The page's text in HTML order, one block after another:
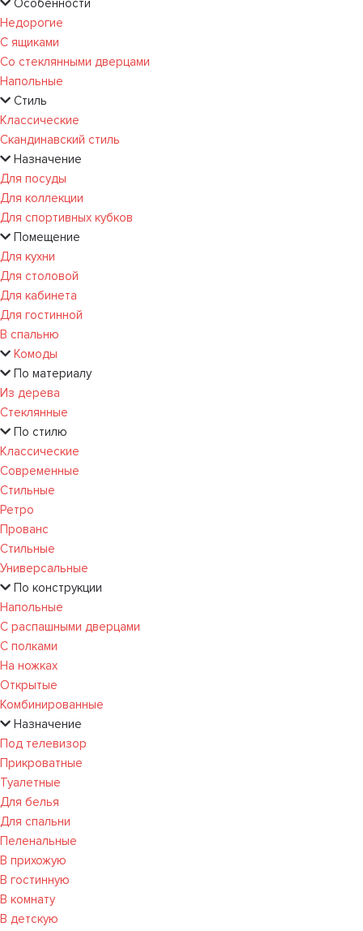
Особенности
Недорогие
С ящиками
Со стеклянными дверцами
Напольные
Стиль
Классические
Скандинавский стиль
Назначение
Для посуды
Для коллекции
Для спортивных кубков
Помещение
Для кухни
Для столовой
Для кабинета
Для гостинной
В спальню
Комоды
По материалу
Из дерева
Стеклянные
По стилю
Классические
Современные
Стильные
Ретро
Прованс
Стильные
Универсальные
По конструкции
Напольные
С распашными дверцами
С полками
На ножках
Открытые
Комбинированные
Назначение
Под телевизор
Прикроватные
Туалетные
Для белья
Для спальни
Пеленальные
В прихожую
В гостинную
В комнату
В детскую